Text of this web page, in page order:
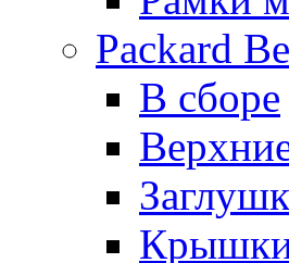
Packard
В сборе